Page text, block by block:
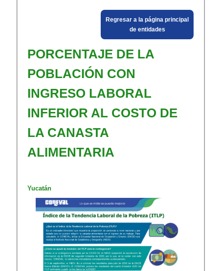
​Regresar a la página principal
de entidades​
PORCENTAJE DE LA
POBLACIÓN CON
INGRESO LABORAL
INFERIOR AL COSTO DE
LA CANASTA
ALIMENTARIA
​​​​Yucatán​​